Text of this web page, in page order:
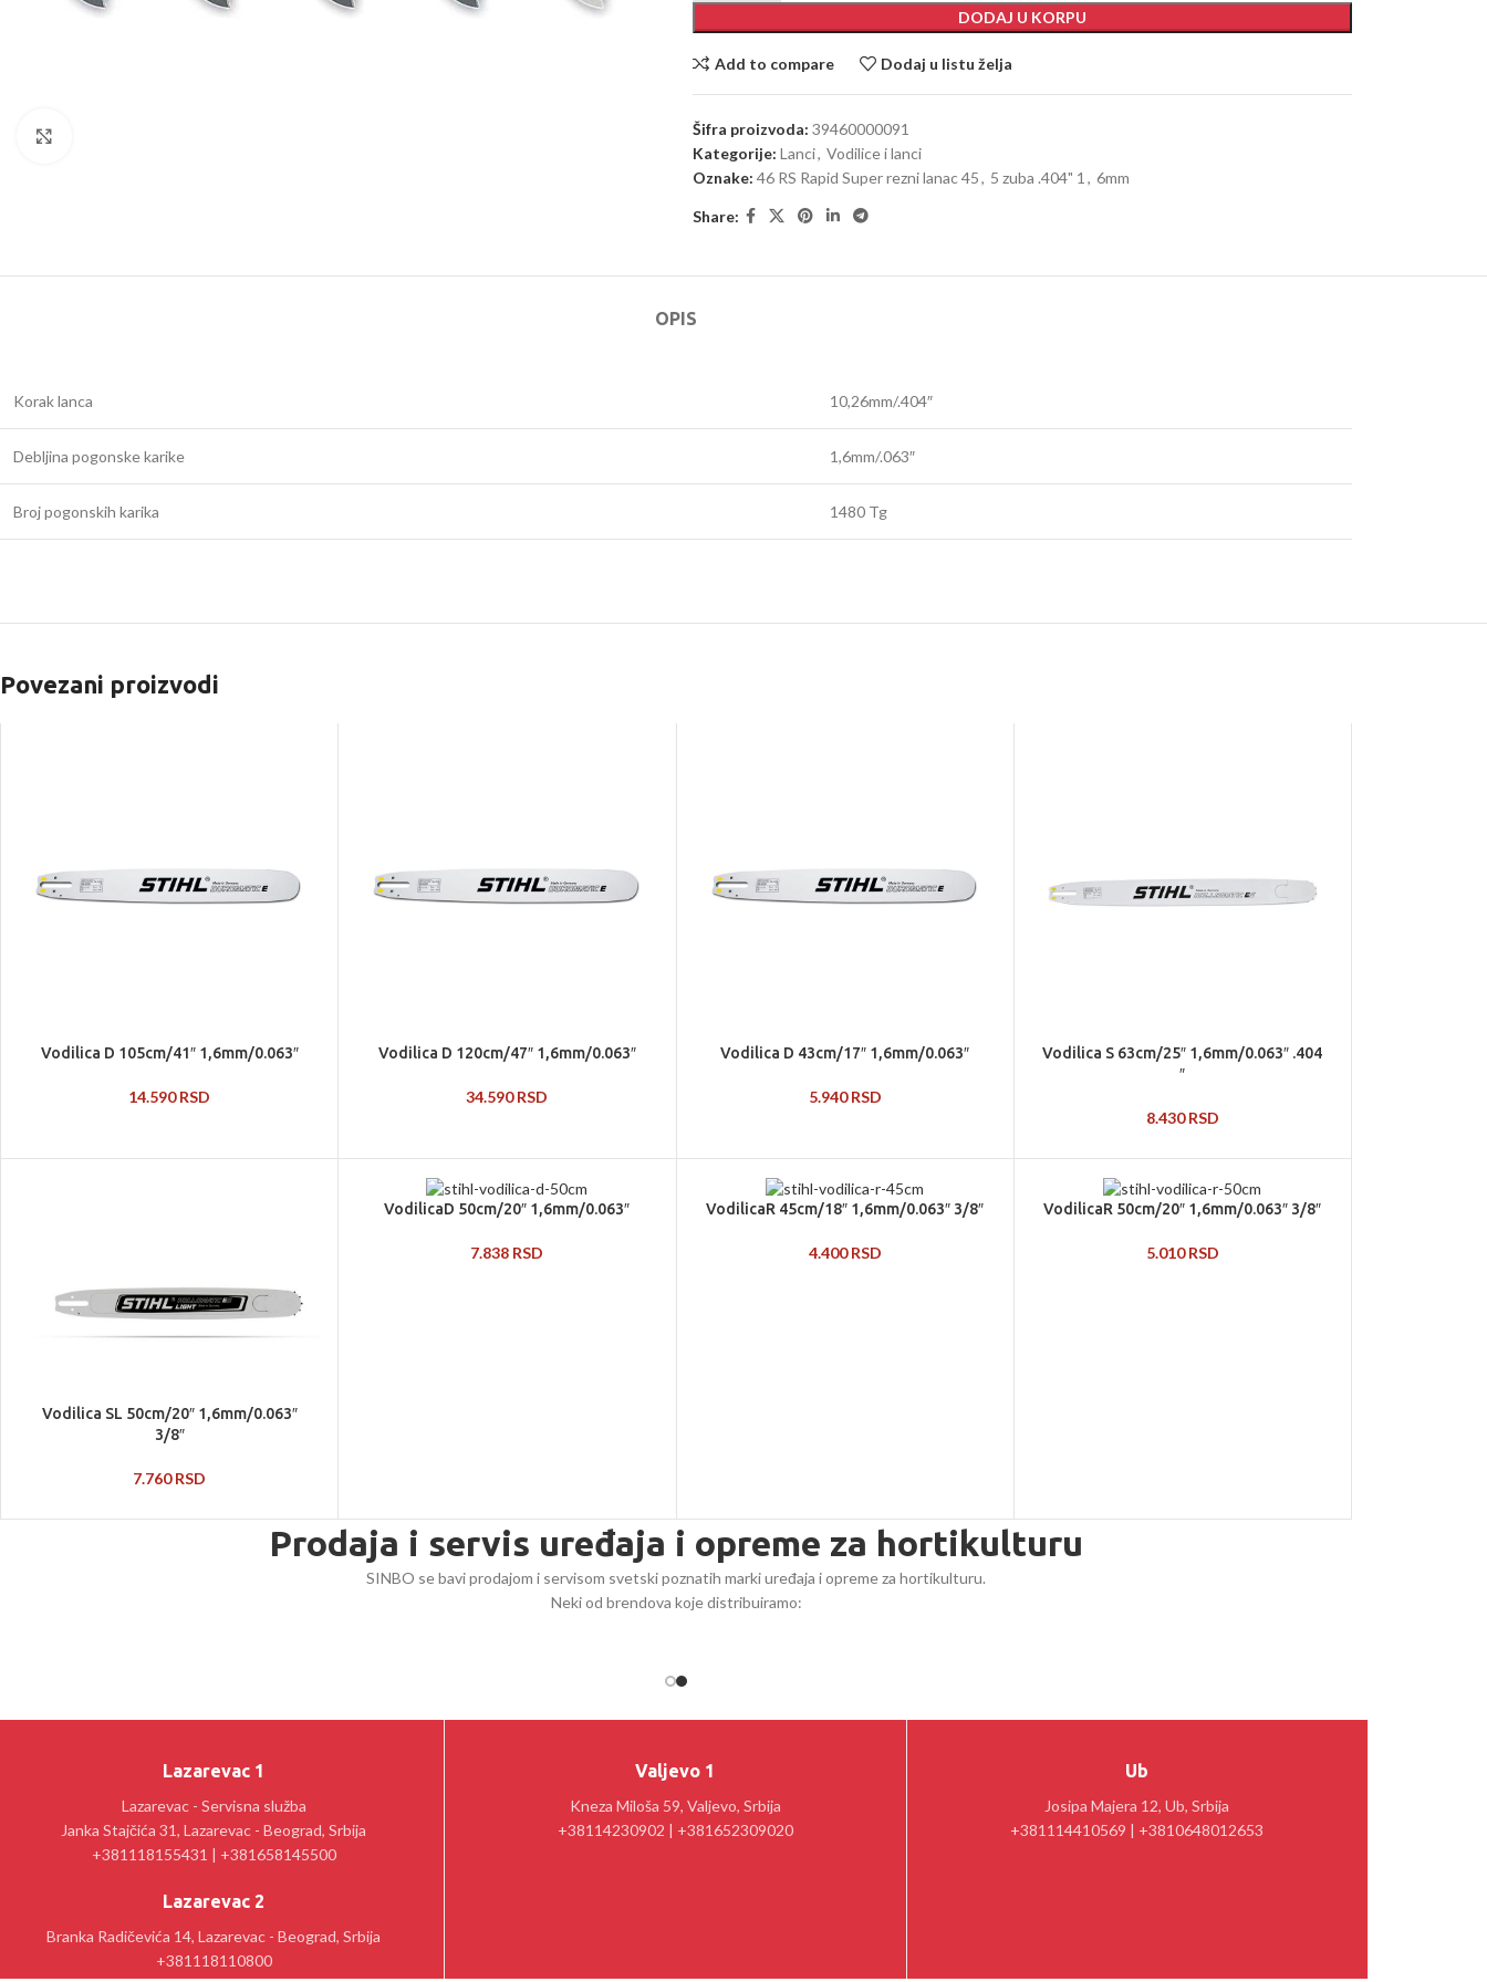
DODAJ U KORPU
Add to compare Dodaj u listu želja
Šifra proizvoda: 39460000091
Kategorije: Lanci, Vodilice i lanci
Oznake: 46 RS Rapid Super rezni lanac 45, 5 zuba .404" 1 , 6mm
Share:
OPIS
Korak lanca 10,26mm/.404″
Debljina pogonske karike 1,6mm/.063″
Broj pogonskih karika 1480 Tg
Povezani proizvodi
Vodilica D 105cm/41″ 1,6mm/0.063″
14.590RSD
Vodilica D 120cm/47″ 1,6mm/0.063″
34.590RSD
Vodilica D 43cm/17″ 1,6mm/0.063″
5.940RSD
Vodilica S 63cm/25″ 1,6mm/0.063″ .404
″
8.430RSD
Vodilica SL 50cm/20″ 1,6mm/0.063″
3/8″
7.760RSD
VodilicaD 50cm/20″ 1,6mm/0.063″
7.838 RSD
VodilicaR 45cm/18″ 1,6mm/0.063″ 3/8″
4.400RSD
VodilicaR 50cm/20″ 1,6mm/0.063″ 3/8″
5.010RSD
Prodaja i servis uređaja i opreme za hortikulturu
SINBO se bavi prodajom i servisom svetski poznatih marki uređaja i opreme za hortikulturu.
Neki od brendova koje distribuiramo:
Lazarevac 1
Lazarevac - Servisna služba
Janka Stajčića 31, Lazarevac - Beograd, Srbija
+381118155431 | +381658145500
Lazarevac 2
Branka Radičevića 14, Lazarevac - Beograd, Srbija
+381118110800
Valjevo 1
Kneza Miloša 59, Valjevo, Srbija
+38114230902 | +381652309020
Ub
Josipa Majera 12, Ub, Srbija
+381114410569 | +3810648012653